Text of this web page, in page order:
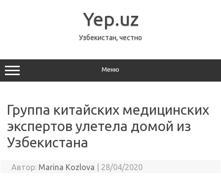
Yep.uz
Узбекистан, честно
Меню
Группа китайских медицинских
экспертов улетела домой из
Узбекистана
Автор: Marina Kozlova 28/04/2020